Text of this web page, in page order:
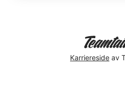
Karriereside av